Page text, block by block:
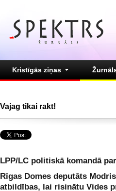
Kristīgās ziņas
Vajag tikai rakt!
LPP/LC politiskā komandā
Rīgas Domes deputāts
atbildības, lai risinātu Vides